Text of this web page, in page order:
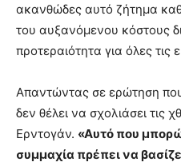
ακανθώδες αυτό ζήτημα
του αυξανόμενου κόστους
προτεραιότητα για όλες
Απαντώντας σε ερώτηση
δεν θέλει να σχολιάσει τις
Ερντογάν. «Αυτό που
συμμαχία πρέπει να